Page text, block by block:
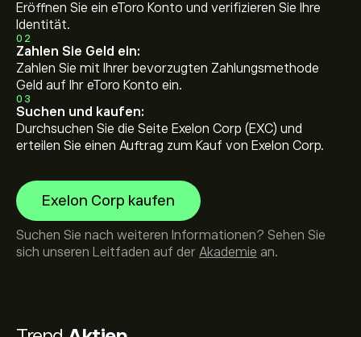
Eröffnen Sie ein eToro Konto und verifizieren Sie Ihre
Identität.
02
Zahlen Sie Geld ein:
Zahlen Sie mit Ihrer bevorzugten Zahlungsmethode
Geld auf Ihr eToro Konto ein.
03
Suchen und kaufen:
Durchsuchen Sie die Seite Exelon Corp (EXC) und
erteilen Sie einen Auftrag zum Kauf von Exelon Corp.
Exelon Corp kaufen
Suchen Sie nach weiteren Informationen? Sehen Sie
sich unseren Leitfaden auf der Akademie an.